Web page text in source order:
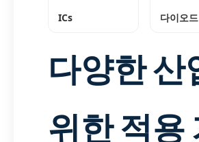
ICs 다이오드
다양한 산
위한 적용